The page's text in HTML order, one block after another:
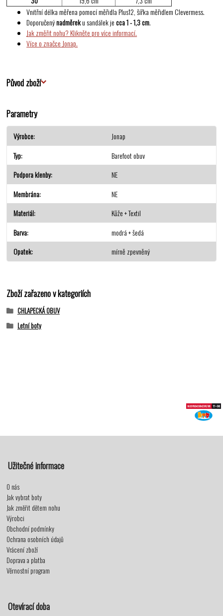
Vnitřní délka měřena pomocí měřidla Plus12, šířka měřidlem Clevermess.
Doporučenýnadměreku sandálek jecca 1 - 1,3 cm.
Jak změřit nohu? Klikněte pro více informací.
Více o značce Jonap.
Původ zboží
Parametry
Výrobce
Jonap
Typ
Barefoot obuv
Podpora klenby
NE
Membrána
NE
Materiál
Kůže + Textil
Barva
modrá + šedá
Opatek
mírně zpevněný
Zboží zařazeno v kategoriích
CHLAPECKÁ OBUV
Letní boty
Užitečné informace
O nás
Jak vybrat boty
Jak změřit dětem nohu
Výrobci
Obchodní podmínky
Ochrana osobních údajů
Vrácení zboží
Doprava a platba
Věrnostní program
Otevírací doba